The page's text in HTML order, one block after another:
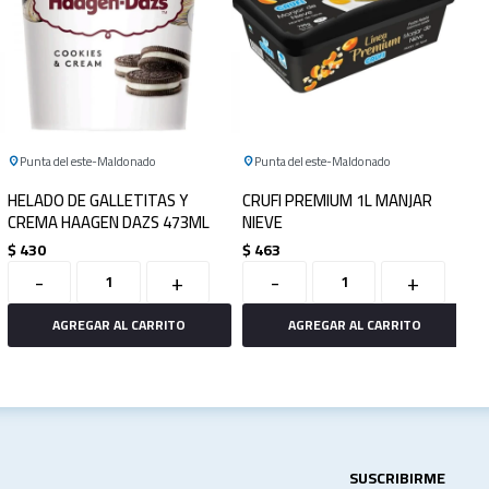
Punta del este Maldonado
HELADO DE GALLETITAS Y
CREMA HAAGEN DAZS 473ML
$430
- +
Punta del este Maldonado
CRUFI PREMIUM 1L MANJAR
NIEVE
$463
- +
SUSCRIBIRME